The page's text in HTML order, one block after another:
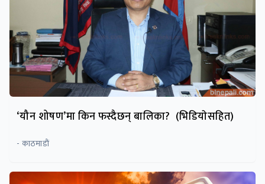
‘यौन शोषण’मा किन फस्दैछन् बालिका? (भिडियाेसहित)
- काठमाडाैं